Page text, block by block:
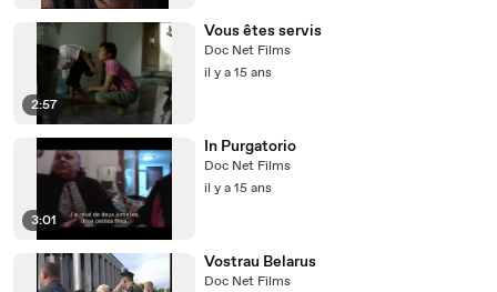
2:57
Vous êtes servis
Doc Net Films
il y a 15 ans
3:01
In Purgatorio
Doc Net Films
il y a 15 ans
Vostrau Belarus
Doc Net Films